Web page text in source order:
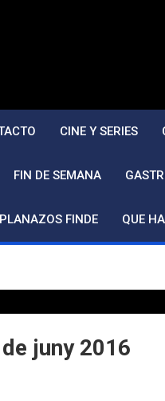
CINE Y SERIES
FIN DE SEMANA
PLANAZOS FINDE QUE
juny 2016